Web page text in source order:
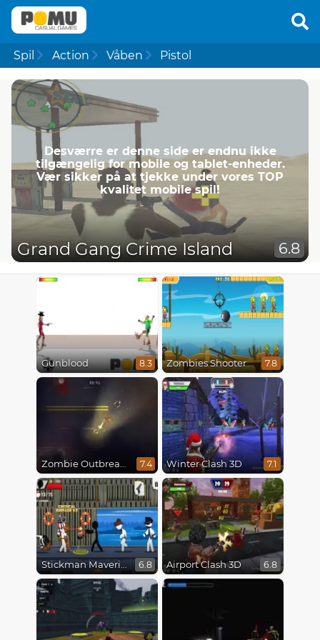
Spil Action Våben Pistol
Desværre er denne side er endnu ikke
tilgængelig for mobile og tablet-enheder.
Vær sikker på at tjekke under vores TOP
kvalitet mobile spil!
Grand Gang Crime Island 6.8
Gunblood 8.3 Zombies Shooter 7.8
Zombie Outbreak Arena 7.4 Winter Clash 3D 7.1
Stickman Maverick: Bad Boys Killer 6.8 Airport Clash 3D 6.8